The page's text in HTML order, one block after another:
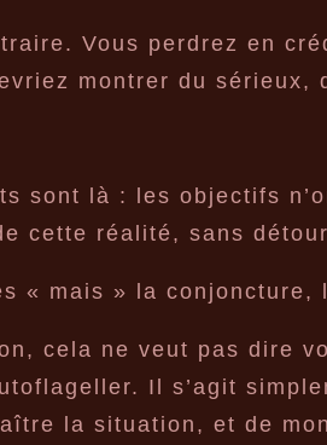
Vous perdrez en
montrer du
sont là : les objectifs
cette réalité, sans
« mais » la conjoncture,
cela ne veut pas dire
Il s’agit
la situation, et de